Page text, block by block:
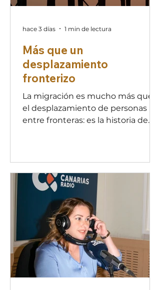
Más que un
desplazamiento
fronterizo
La migración es mucho más que
el desplazamiento de personas
entre fronteras: es la historia de
rostro, una familia y un sueño que
merece ser reconocido. En un
mundo marcado por conflictos,
pobreza, desigualdad y el cambio
climático, migrar no siempre es
una elección, sino una necesidad.
Por ello, la respuesta no puede ser
el rechazo ni la indiferencia
hace 3 días 1 min de lectura